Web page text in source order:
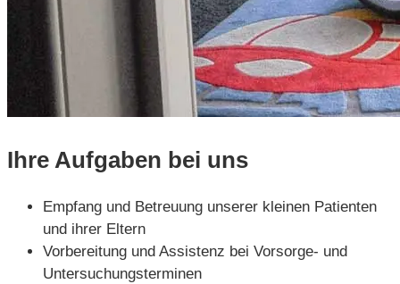
Ihre Aufgaben bei uns
Empfang und Betreuung unserer kleinen Patienten
und ihrer Eltern
Vorbereitung und Assistenz bei Vorsorge- und
Untersuchungsterminen